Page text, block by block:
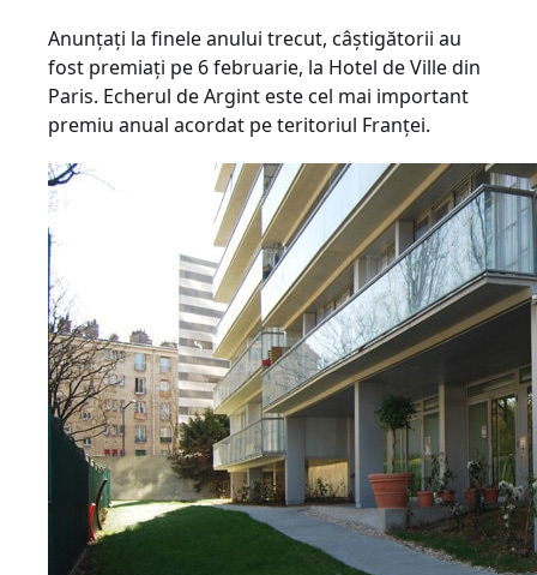
Anunţaţi la finele anului trecut, câştigătorii au
fost premiaţi pe 6 februarie, la Hotel de Ville din
Paris. Echerul de Argint este cel mai important
premiu anual acordat pe teritoriul Franţei.